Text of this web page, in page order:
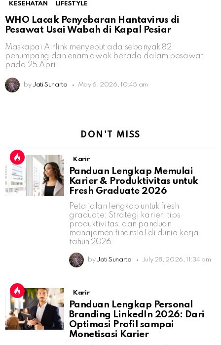
KESEHATAN LIFESTYLE
WHO Lacak Penyebaran Hantavirus di
Pesawat Usai Wabah di Kapal Pesiar
Maskapai Airlink menyebut ada sebanyak 82
penumpang dan enam awak berada dalam pesawat
pada 25 April
by Jati Sunarto May 6, 2026, 10:45 am
DON'T MISS
Karir
Panduan Lengkap Memulai
Karier & Produktivitas untuk
Fresh Graduate 2026
Peta jalan lengkap untuk fresh
graduate: Strategi karier, tips
produktivitas, dan panduan
manajemen finansial di dunia kerja
tahun 2026.
by Jati Sunarto July 28, 2026, 11:34 pm
Karir
Panduan Lengkap Personal
Branding LinkedIn 2026: Dari
Optimasi Profil sampai
Monetisasi Karier